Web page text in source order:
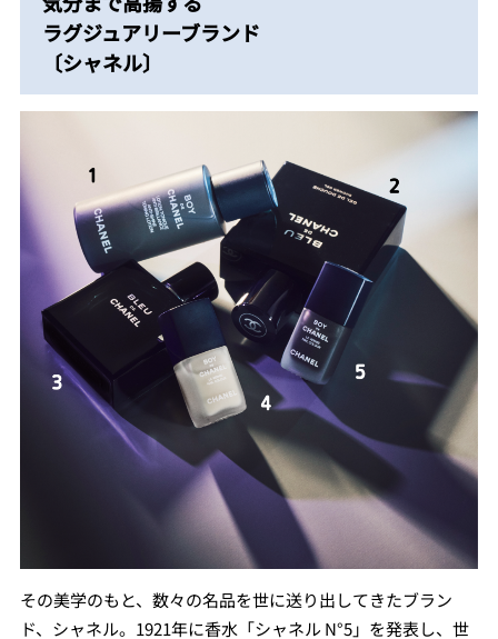
ラグジュアリーブランド
〔シャネル〕
その美学のもと、数々の名品を世に送り出してきたブラン
ド、シャネル。1921年に香水「シャネル N°5」を発表し、世